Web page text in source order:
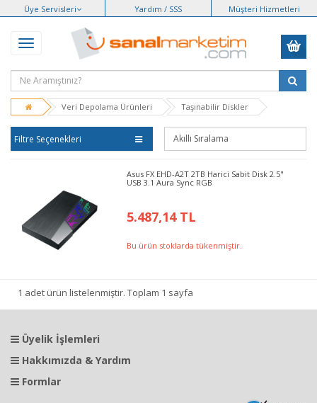
Üye Servisleri Yardım / SSS Müşteri Hizmetleri
Veri Depolama Ürünleri Taşınabilir Diskler
Filtre Seçenekleri
Asus FX EHD-A2T 2TB Harici Sabit Disk 2.5"
USB 3.1 Aura Sync RGB
5.487,14 TL
Bu ürün stoklarda tükenmiştir.
1 adet ürün listelenmiştir. Toplam 1 sayfa
Üyelik İşlemleri
Hakkımızda & Yardım
Formlar